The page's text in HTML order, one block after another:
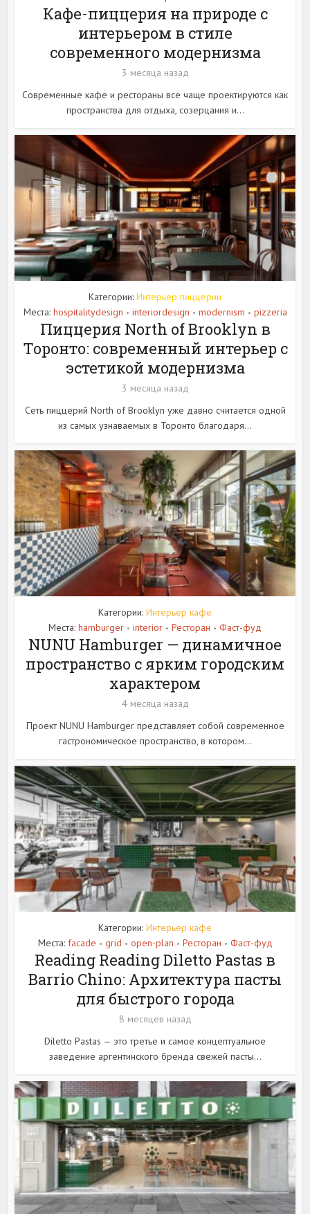
Кафе-пиццерия на природе с
интерьером в стиле
современного модернизма
3 месяца назад
Современные кафе и рестораны все чаще проектируются как
пространства для отдыха, созерцания и...
Категории: Интерьер пиццерии
Места: hospitalitydesign • interiordesign • modernism • pizzeria
Пиццерия North of Brooklyn в
Торонто: современный интерьер с
эстетикой модернизма
3 месяца назад
Сеть пиццерий North of Brooklyn уже давно считается одной
из самых узнаваемых в Торонто благодаря...
Категории: Интерьер кафе
Места: hamburger • interior • Ресторан • Фаст-фуд
NUNU Hamburger — динамичное
пространство с ярким городским
характером
4 месяца назад
Проект NUNU Hamburger представляет собой современное
гастрономическое пространство, в котором...
Категории: Интерьер кафе
Места: facade • grid • open-plan • Ресторан • Фаст-фуд
Reading Reading Diletto Pastas в
Barrio Chino: Архитектура пасты
для быстрого города
8 месяцев назад
Diletto Pastas — это третье и самое концептуальное
заведение аргентинского бренда свежей пасты...